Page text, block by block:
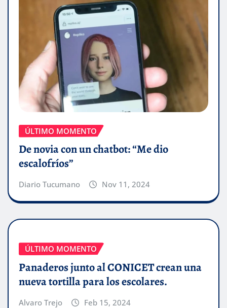
ÚLTIMO MOMENTO
De novia con un chatbot: “Me dio
escalofríos”
Diario Tucumano Nov 11, 2024
ÚLTIMO MOMENTO
Panaderos junto al CONICET crean una
nueva tortilla para los escolares.
Alvaro Trejo Feb 15, 2024